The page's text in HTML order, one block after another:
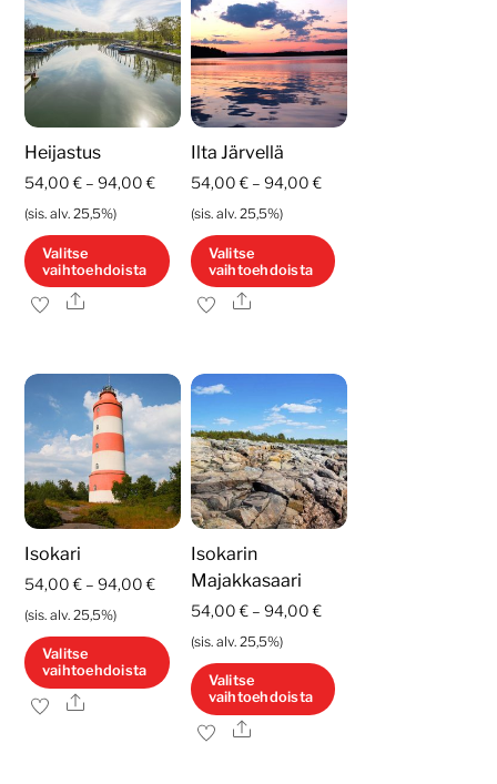
muunnelma.
Voit
tehdä
valinnat
muunnelma.
Voit
tehdä
valinnat
Heijastus
54,00€ – 94,00€Hintaluokka:
54,00 €
-
94,00 €
(sis. alv. 25,5%)
Valitse
vaihtoehdoista
Tällä
useampi
muunnelma.
Voit
tehdä
valinnat
Ale
Ilta Järvellä
54,00€ – 94,00€Hintaluokka:
-
94,00 €
(sis. alv. 25,5%)
Valitse
vaihtoehdoista
Tällä
useampi
muunnelma.
Voit
tehdä
valinnat
sivulla.
Ale
Isokari
54,00€ – 94,00€Hintaluokka:
54,00 €
-
94,00 €
(sis. alv. 25,5%)
Valitse
vaihtoehdoista
Tällä
Ale
Isokarin
Majakkasaari
54,00€ – 94,00€Hintaluokka:
-
94,00 €
(sis. alv. 25,5%)
Valitse
vaihtoehdoista
Tällä
Ale